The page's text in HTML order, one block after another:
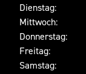
Dienstag:
Mittwoch:
Donnerstag:
Freitag:
Samstag: